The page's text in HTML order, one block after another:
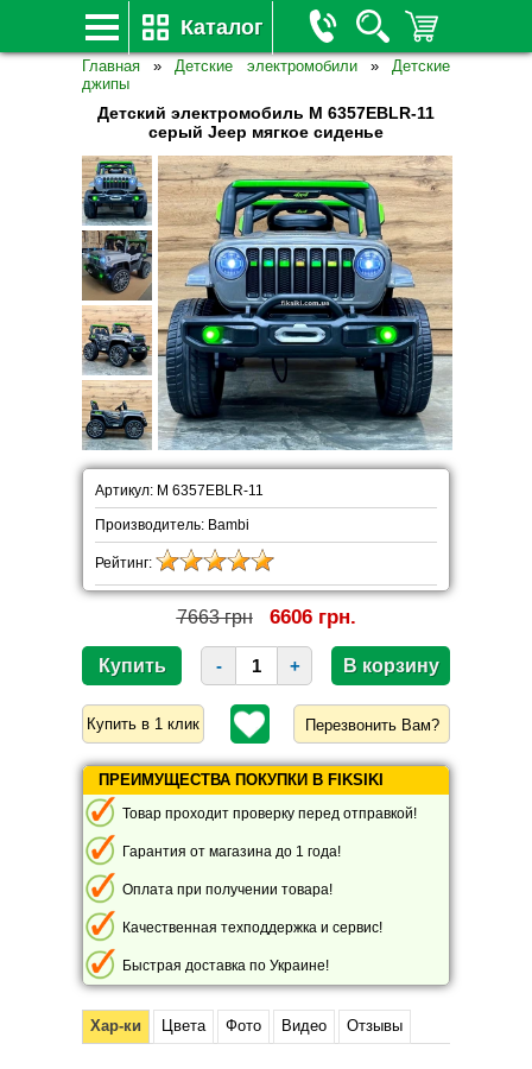
Каталог
Главная »Детские электромобили »Детские
джипы
Детский электромобиль M 6357EBLR-11
серый Jeep мягкое сиденье
Артикул: M 6357EBLR-11
Производитель: Bambi
Рейтинг:
7663 грн 6606 грн.
- +
Перезвонить Вам?
ПРЕИМУЩЕСТВА ПОКУПКИ В FIKSIKI
Товар проходит проверку перед отправкой!
Гарантия от магазина до 1 года!
Оплата при получении товара!
Качественная техподдержка и сервис!
Быстрая доставка по Украине!
Хар-ки Цвета Фото Видео Отзывы